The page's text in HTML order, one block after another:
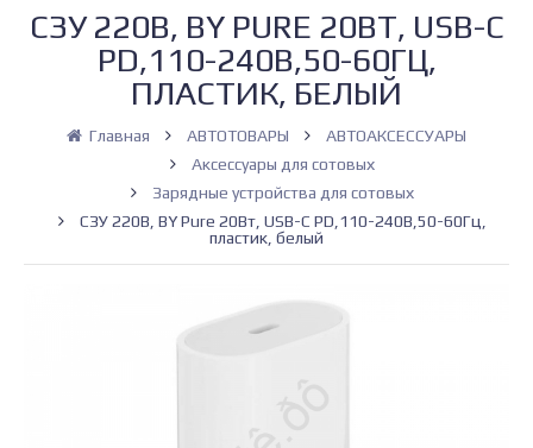
СЗУ 220В, BY PURE 20ВТ, USB-C
PD,110-240В,50-60ГЦ,
ПЛАСТИК, БЕЛЫЙ
Главная АВТОТОВАРЫ
АВТОАКСЕССУАРЫ
Аксессуары для сотовых
Зарядные устройства для сотовых
СЗУ 220В, BY Pure 20Вт, USB-C PD,110-240В,50-60Гц,
пластик, белый